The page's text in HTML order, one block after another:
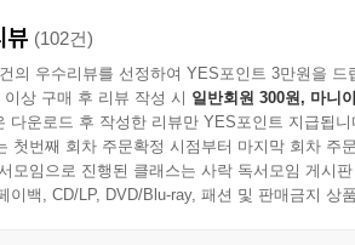
조선시대부터 황해도는 토질이 좋은데
들과 지방 마름〔舍音〕들이 지주 역할
게는 열 가지 이상의 부역을 지고 있어, 남
들어오면서 궁방전은 곧 국유화되거나
계층이 중농층을 이루게 되는데 우리가
뷰 (102건)
의 우수리뷰를 선정하여 YES포인트 3만원을 드
이상 구매 후 리뷰 작성 시 일반회원 300원, 마니
다운로드 후 작성한 리뷰만 YES포인트 지급됩니
첫번째 회차 주문확정 시점부터 마지막 회차 주
모임으로 진행된 클래스는 사락 독서모임 게시
이백, CD/LP, DVD/Blu-ray, 패션 및 판매금지 상